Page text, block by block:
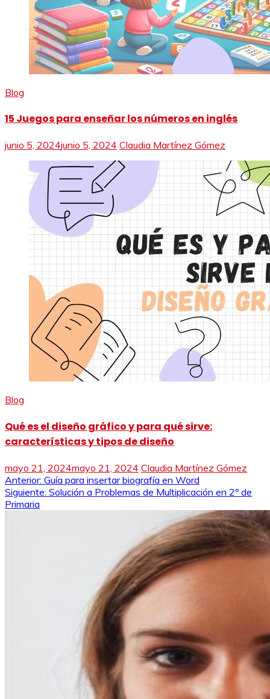
Blog
15 Juegos para enseñar los números en inglés
junio 5, 2024junio 5, 2024 Claudia Martínez Gómez
Blog
Qué es el diseño gráfico y para qué sirve:
características y tipos de diseño
mayo 21, 2024mayo 21, 2024 Claudia Martínez Gómez
Navegación
de
Anterior: Guía para insertar biografía en Word
Siguiente: Solución a Problemas de Multiplicación en 2º de
Primaria